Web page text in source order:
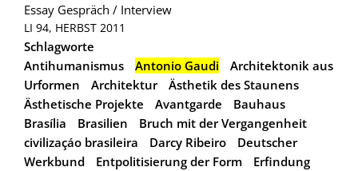
Essay Gespräch / Interview
LI 94, HERBST 2011
Schlagworte
Antihumanismus
Antonio Gaudi
Architektonik aus
Urformen
Architektur
Ästhetik des Staunens
Ästhetische Projekte
Avantgarde
Bauhaus
Brasília
Brasilien
Bruch mit der Vergangenheit
civilizaçáo brasileira
Darcy Ribeiro
Deutscher
Werkbund
Entpolitisierung der Form
Erfindung